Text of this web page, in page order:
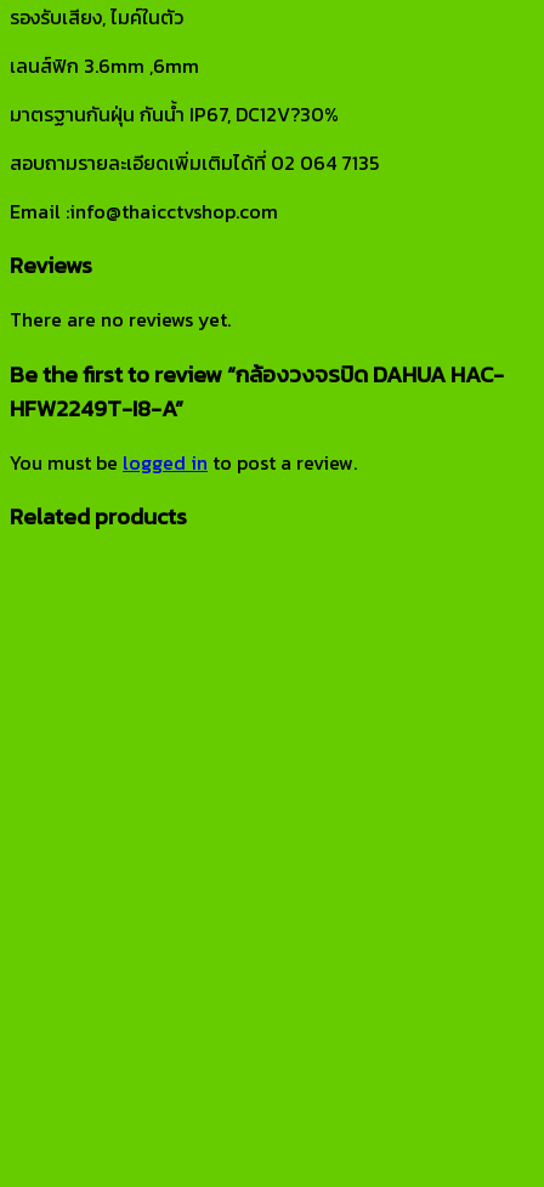
รองรับเสียง, ไมค์ในตัว
เลนส์ฟิก 3.6mm ,6mm
มาตรฐานกันฝุ่น กันน้ำ IP67, DC12V?30%
สอบถามรายละเอียดเพิ่มเติมได้ที่ 02 064 7135
Email :info@thaicctvshop.com
Reviews
There are no reviews yet.
Be the first to review “กล้องวงจรปิด DAHUA HAC-
HFW2249T-I8-A”
You must be logged in to post a review.
Related products